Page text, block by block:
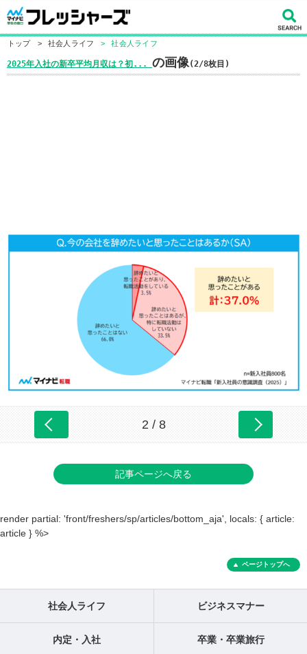
トップ > 社会人ライフ > 社会人ライフ
2025年入社の新卒平均月収は？初... の画像(2/8枚目)
2 / 8
記事ページへ戻る
render partial: 'front/freshers/sp/articles/bottom_aja', locals: { article:
article } %>
ページトップへ
社会人ライフ ビジネスマナー
内定・入社 卒業・卒業旅行